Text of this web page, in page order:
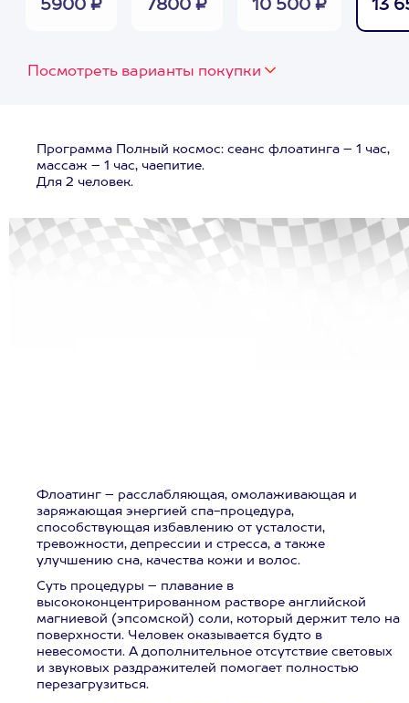
5900 ₽ 7800 ₽ 10 500 ₽ 13
Посмотреть варианты покупки
Программа Полный космос: сеанс флоатинга – 1 час,
массаж – 1 час, чаепитие.
Для 2 человек.
Флоатинг – расслабляющая, омолаживающая и
заряжающая энергией спа-процедура,
способствующая избавлению от усталости,
тревожности, депрессии и стресса, а также
улучшению сна, качества кожи и волос.
Суть процедуры – плавание в
высококонцентрированном растворе английской
магниевой (эпсомской) соли, который держит тело на
поверхности. Человек оказывается будто в
невесомости. А дополнительное отсутствие световых
и звуковых раздражителей помогает полностью
перезагрузиться.